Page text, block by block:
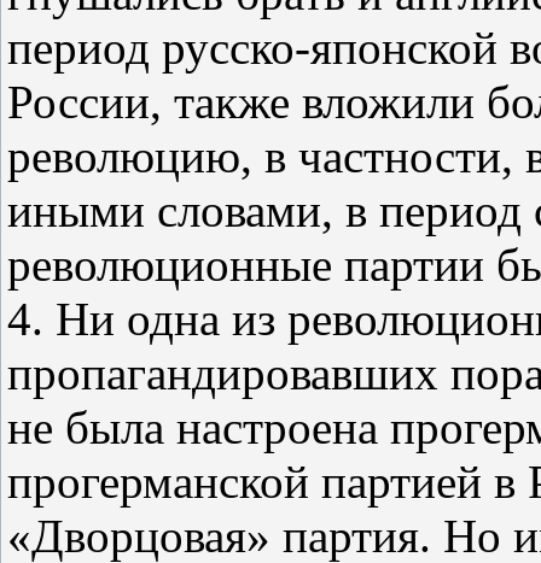
период русско‑японской
России, также вложили
революцию, в частности,
иными словами, в период
революционные партии
4. Ни одна из
пропагандировавших
не была настроена
прогерманской партией в
«Дворцовая» партия. Но